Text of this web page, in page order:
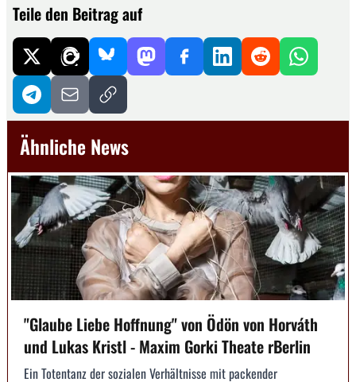
Teile den Beitrag auf
Ähnliche News
"Glaube Liebe Hoffnung" von Ödön von Horváth
und Lukas Kristl - Maxim Gorki Theate rBerlin
Ein Totentanz der sozialen Verhältnisse mit packender